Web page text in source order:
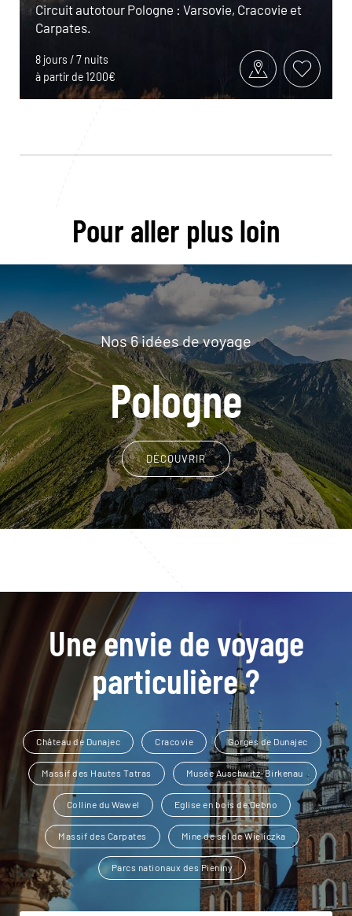
Circuit autotour Pologne : Varsovie, Cracovie et
Carpates.
8 jours / 7 nuits
à partir de 1200€
Pour aller plus loin
Nos 6 idées de voyage
Pologne
DÉCOUVRIR
Une envie de voyage
particulière ?
Château de Dunajec Cracovie Gorges de Dunajec
Massif des Hautes Tatras Musée Auschwitz-Birkenau
Colline du Wawel Eglise en bois de Debno
Massif des Carpates Mine de sel de Wieliczka
Parcs nationaux des Pieniny